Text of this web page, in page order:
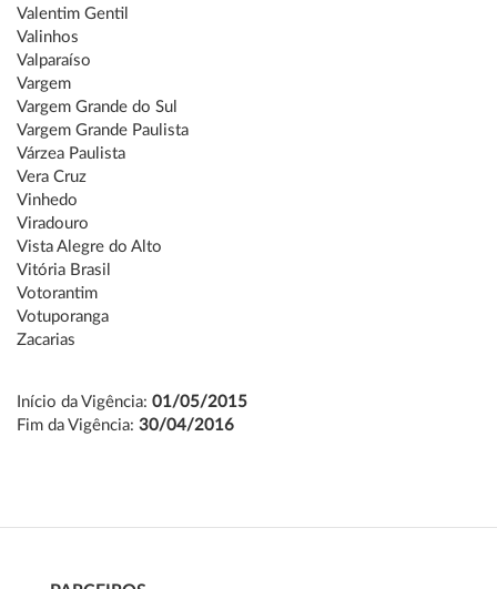
Valentim Gentil
Valinhos
Valparaíso
Vargem
Vargem Grande do Sul
Vargem Grande Paulista
Várzea Paulista
Vera Cruz
Vinhedo
Viradouro
Vista Alegre do Alto
Vitória Brasil
Votorantim
Votuporanga
Zacarias
Início da Vigência: 01/05/2015
Fim da Vigência: 30/04/2016